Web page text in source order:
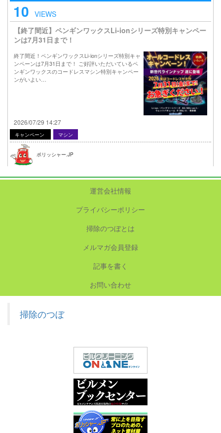
10 VIEWS
【終了間近】ペンギンワックスLi-ionシリーズ特別キャンペー
ンは7月31日まで！
終了間近！ペンギンワックスLi-ionシリーズ特別キャ
ンペーンは7月31日まで！ ご好評いただいているペ
ンギンワックスのコードレスマシン特別キャンペー
ンがいよい…
2026/07/29 14:27
キャンペーン マシン
ポリッシャー.JP
運営会社情報
プライバシーポリシー
掃除のつぼとは
メルマガ会員登録
記事を書く
お問い合わせ
掃除のつぼ